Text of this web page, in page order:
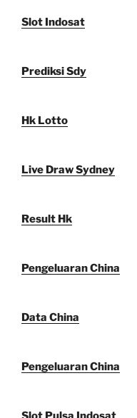
Slot Indosat
Prediksi Sdy
Hk Lotto
Live Draw Sydney
Result Hk
Pengeluaran China
Data China
Pengeluaran China